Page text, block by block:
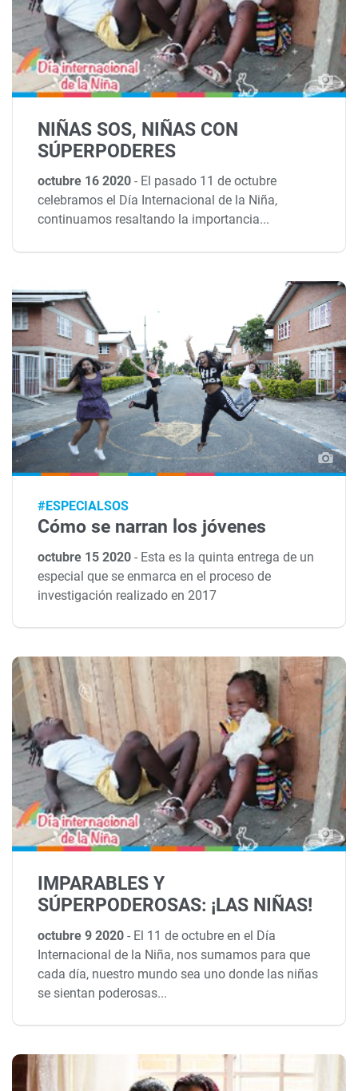
NIÑAS SOS, NIÑAS CON
SÚPERPODERES
octubre 16 2020- El pasado 11 de octubre
celebramos el Día Internacional de la Niña,
continuamos resaltando la importancia...
#ESPECIALSOS
Cómo se narran los jóvenes
octubre 15 2020- Esta es la quinta entrega de un
especial que se enmarca en el proceso de
investigación realizado en 2017
IMPARABLES Y
SÚPERPODEROSAS: ¡LAS NIÑAS!
octubre 9 2020- El 11 de octubre en el Día
Internacional de la Niña, nos sumamos para que
cada día, nuestro mundo sea uno donde las niñas
se sientan poderosas...